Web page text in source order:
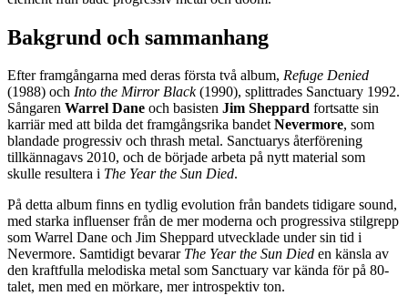
Bakgrund och sammanhang
Efter framgångarna med deras första två album, Refuge Denied
(1988) och Into the Mirror Black(1990), splittrades Sanctuary 1992.
Sångaren Warrel Dane och basisten Jim Sheppard fortsatte sin
karriär med att bilda det framgångsrika bandetNevermore, som
blandade progressiv och thrash metal. Sanctuarys återförening
tillkännagavs 2010, och de började arbeta på nytt material som
skulle resultera i The Year the Sun Died.
På detta album finns en tydlig evolution från bandets tidigare sound,
med starka influenser från de mer moderna och progressiva stilgrepp
som Warrel Dane och Jim Sheppard utvecklade under sin tid i
Nevermore. Samtidigt bevarar The Year the Sun Died en känsla av
den kraftfulla melodiska metal som Sanctuary var kända för på 80-
talet, men med en mörkare, mer introspektiv ton.